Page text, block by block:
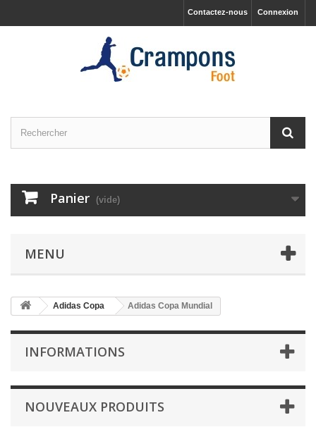
Connexion
Contactez-nous
Panier (vide)
MENU
Adidas Copa Adidas Copa Mundial
INFORMATIONS
NOUVEAUX PRODUITS